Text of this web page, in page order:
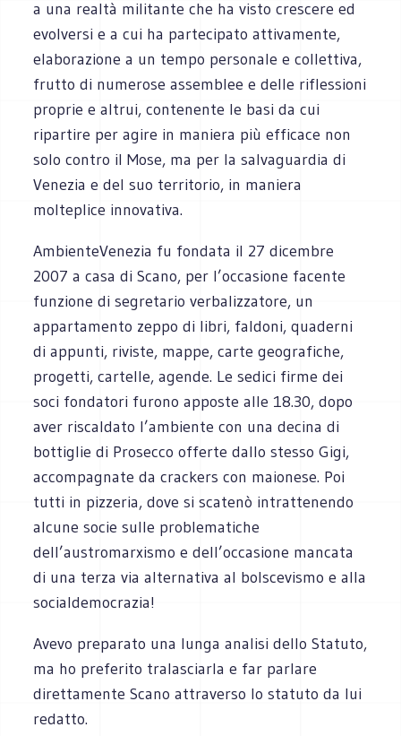
a una realtà militante che ha visto crescere ed
evolversi e a cui ha partecipato attivamente,
elaborazione a un tempo personale e collettiva,
frutto di numerose assemblee e delle riflessioni
proprie e altrui, contenente le basi da cui
ripartire per agire in maniera più efficace non
solo contro il Mose, ma per la salvaguardia di
Venezia e del suo territorio, in maniera
molteplice innovativa.
AmbienteVenezia fu fondata il 27 dicembre
2007 a casa di Scano, per l’occasione facente
funzione di segretario verbalizzatore, un
appartamento zeppo di libri, faldoni, quaderni
di appunti, riviste, mappe, carte geografiche,
progetti, cartelle, agende. Le sedici firme dei
soci fondatori furono apposte alle 18.30, dopo
aver riscaldato l’ambiente con una decina di
bottiglie di Prosecco offerte dallo stesso Gigi,
accompagnate da crackers con maionese. Poi
tutti in pizzeria, dove si scatenò intrattenendo
alcune socie sulle problematiche
dell’austromarxismo e dell’occasione mancata
di una terza via alternativa al bolscevismo e alla
socialdemocrazia!
Avevo preparato una lunga analisi dello Statuto,
ma ho preferito tralasciarla e far parlare
direttamente Scano attraverso lo statuto da lui
redatto.